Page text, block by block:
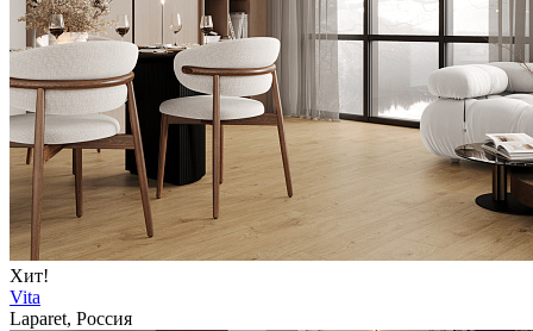
Хит!
Vita
Laparet, Россия